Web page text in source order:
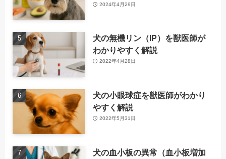
2024年4月29日
犬の無機リン（IP）を獣医師が
わかりやすく解説
2022年4月28日
犬の小眼球症を獣医師がわかり
やすく解説
2022年5月31日
犬の血小板の異常（血小板増加